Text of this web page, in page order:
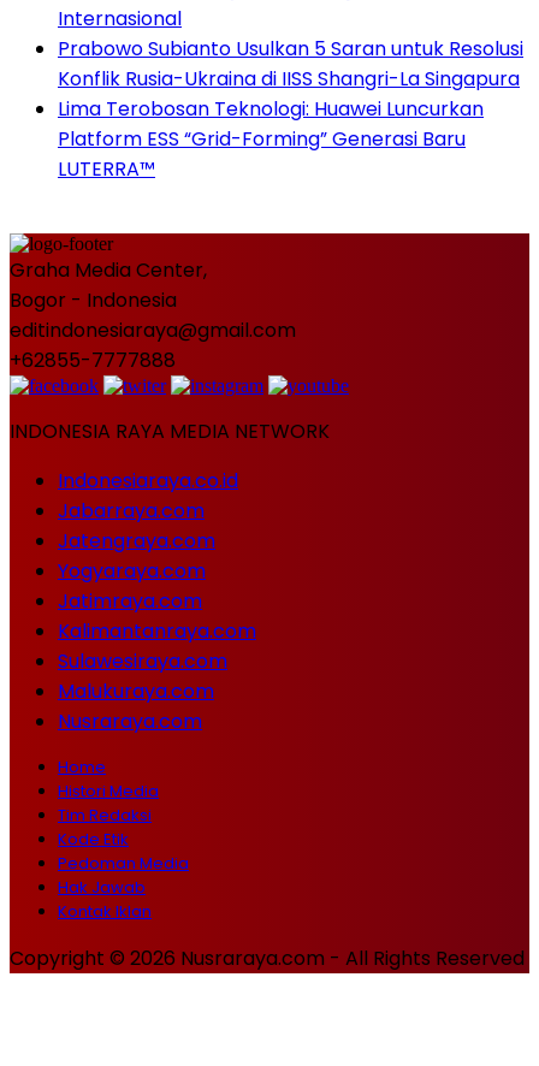
Internasional
Prabowo Subianto Usulkan 5 Saran untuk Resolusi
Konflik Rusia-Ukraina di IISS Shangri-La Singapura
Lima Terobosan Teknologi: Huawei Luncurkan
Platform ESS “Grid-Forming” Generasi Baru
LUTERRA™
Graha Media Center,
Bogor - Indonesia
editindonesiaraya@gmail.com
+62855-7777888
INDONESIA RAYA MEDIA NETWORK
Indonesiaraya.co.id
Jabarraya.com
Jatengraya.com
Yogyaraya.com
Jatimraya.com
Kalimantanraya.com
Sulawesiraya.com
Malukuraya.com
Nusraraya.com
Home
Histori Media
Tim Redaksi
Kode Etik
Pedoman Media
Hak Jawab
Kontak Iklan
Copyright © 2026 Nusraraya.com - All Rights Reserved